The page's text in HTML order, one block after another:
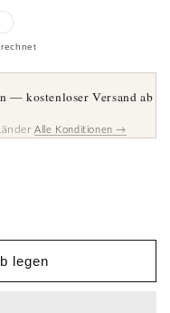
— kostenloser Versand ab
Alle Konditionen →
legen